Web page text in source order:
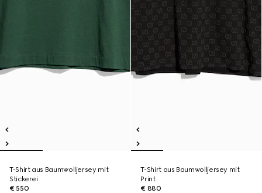
T-Shirt aus Baumwolljersey mit
Stickerei
€ 550
T-Shirt aus Baumwolljersey mit
Print
€ 880